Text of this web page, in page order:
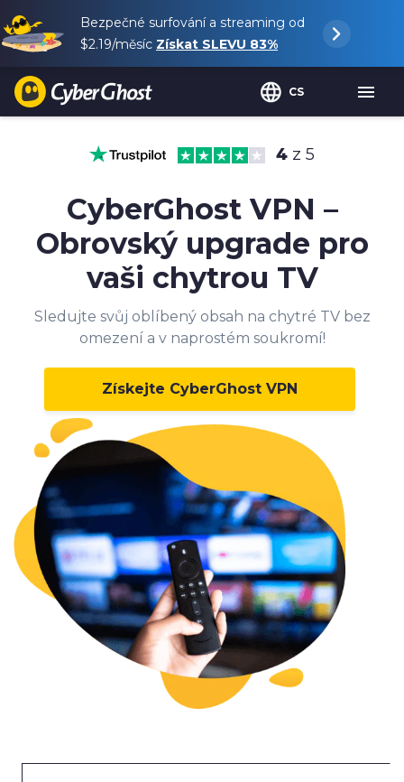
Bezpečné surfování a streaming od
$2.19/měsíc Získat SLEVU 83%
CS
4 z 5
CyberGhost VPN –
Obrovský upgrade pro
vaši chytrou TV
Sledujte svůj oblíbený obsah na chytré TV bez
omezení a v naprostém soukromí!
Získejte CyberGhost VPN